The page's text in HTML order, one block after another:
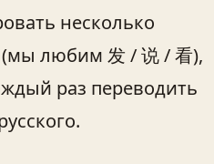
несколько
любим 发 / 说 / 看),
раз переводить